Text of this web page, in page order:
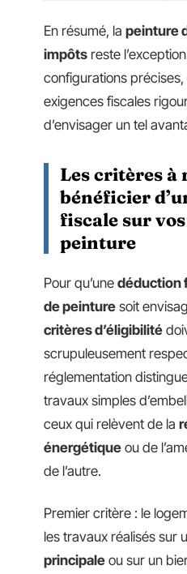
En résumé, la peinture
impôts reste
configurations
exigences fiscales
d’envisager un tel
Les critères
bénéficier
fiscale sur
peinture
Pour qu’une déduction
de peinture soit
critères d’éligibilité
scrupuleusement
réglementation
travaux simples
ceux qui relèvent de la
énergétique ou de
de l’autre.
Premier critère : le
les travaux réalisés sur
principale ou sur un